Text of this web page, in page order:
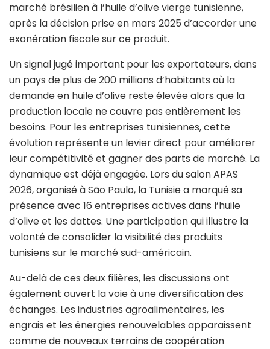
marché brésilien à l’huile d’olive vierge tunisienne,
après la décision prise en mars 2025 d’accorder une
exonération fiscale sur ce produit.
Un signal jugé important pour les exportateurs, dans
un pays de plus de 200 millions d’habitants où la
demande en huile d’olive reste élevée alors que la
production locale ne couvre pas entièrement les
besoins. Pour les entreprises tunisiennes, cette
évolution représente un levier direct pour améliorer
leur compétitivité et gagner des parts de marché. La
dynamique est déjà engagée. Lors du salon APAS
2026, organisé à São Paulo, la Tunisie a marqué sa
présence avec 16 entreprises actives dans l’huile
d’olive et les dattes. Une participation qui illustre la
volonté de consolider la visibilité des produits
tunisiens sur le marché sud-américain.
Au-delà de ces deux filières, les discussions ont
également ouvert la voie à une diversification des
échanges. Les industries agroalimentaires, les
engrais et les énergies renouvelables apparaissent
comme de nouveaux terrains de coopération